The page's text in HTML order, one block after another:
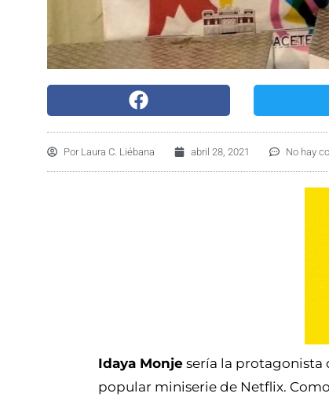
Por Laura C. Liébana abril 28, 2021 No hay
Idaya Monje sería la protagonista
popular miniserie de Netflix.